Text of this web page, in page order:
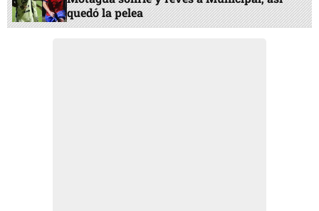
quedó la pelea